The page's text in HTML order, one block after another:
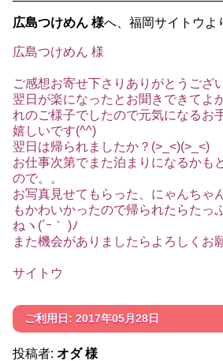
広島つけめん 様へ、福岡サイトウよ
広島つけめん 様
ご感想お寄せ下さりありがとうござ
翌日が楽になったとお聞きできてよ
れのご様子でしたので元気になるお
嬉しいです(^^)
翌日は帰られましたか？(>_<)(>_<)
お仕事次第でまた泊まりになるかも
ので。。
お写真見せてもらった、にゃんちゃ
もかわいかったので帰られたらたっ
ねヽ(´ｰ｀ )ﾉ
また機会がありましたらよろしくお
サイトウ
ご利用日: 2017年05月28日
投稿者: オダ 様